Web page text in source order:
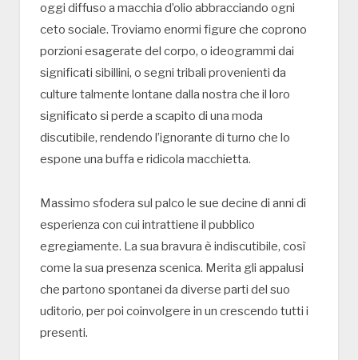
oggi diffuso a macchia d’olio abbracciando ogni
ceto sociale. Troviamo enormi figure che coprono
porzioni esagerate del corpo, o ideogrammi dai
significati sibillini, o segni tribali provenienti da
culture talmente lontane dalla nostra che il loro
significato si perde a scapito di una moda
discutibile, rendendo l’ignorante di turno che lo
espone una buffa e ridicola macchietta.
Massimo sfodera sul palco le sue decine di anni di
esperienza con cui intrattiene il pubblico
egregiamente. La sua bravura è indiscutibile, così
come la sua presenza scenica. Merita gli appalusi
che partono spontanei da diverse parti del suo
uditorio, per poi coinvolgere in un crescendo tutti i
presenti.